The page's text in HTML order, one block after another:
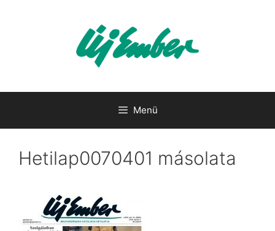
Menü
Hetilap0070401 másolata